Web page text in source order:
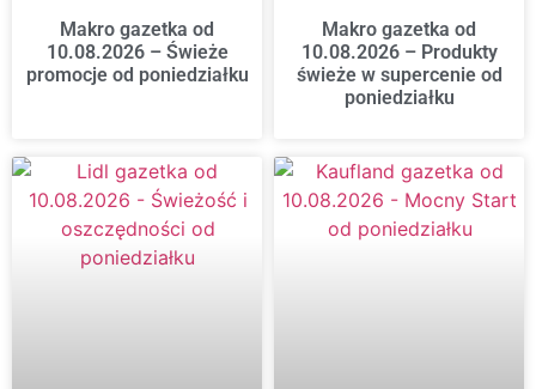
Makro gazetka od
10.08.2026 – Świeże
promocje od poniedziałku
Makro gazetka od
10.08.2026 – Produkty
świeże w supercenie od
poniedziałku